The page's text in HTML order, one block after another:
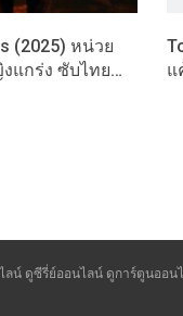
(2025) หน่วย
แกร่ง ซับไทย…
แ
น์ ดูซีรี่ย์ออนไลน์ ดูการ์ตูนออนไ